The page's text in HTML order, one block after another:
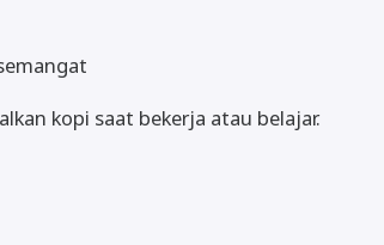
kopi saat bekerja atau belajar.